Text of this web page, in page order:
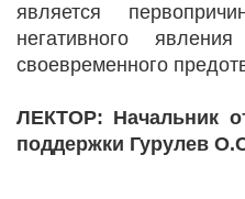
является
негативного
своевременного
ЛЕКТОР: Начальник
поддержки Гурулев